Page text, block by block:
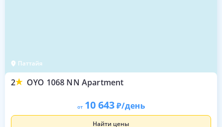
Паттайя
2 OYO 1068 NN Apartment
от 10 643 /день
Найти цены